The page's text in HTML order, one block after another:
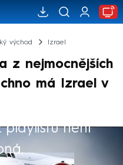
východ Izrael
z nejmocnějších
má Izrael v
není